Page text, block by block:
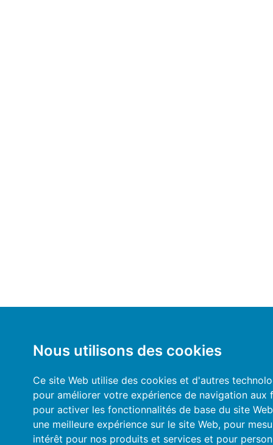
Nous utilisons des cookies
Ce site Web utilise des cookies et d'autres
pour améliorer votre expérience de navigation aux
pour activer les fonctionnalités de base du site Web
une meilleure expérience sur le site Web, pour
intérêt pour nos produits et services et pour